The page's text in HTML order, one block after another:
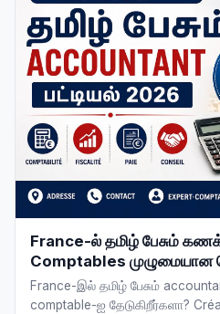
France-ல் தமிழ் பேசும்
Comptables முழுமையான
France-இல் தமிழ் பேசும்
comptable-ஐ தேடுகிறீர்களா?